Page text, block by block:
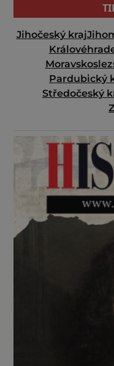
Jihočeský kraj
Pardubický
Středočeský